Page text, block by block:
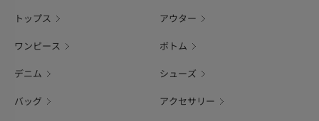
トップス アウター
ワンピース ボトム
デニム シューズ
バッグ アクセサリー